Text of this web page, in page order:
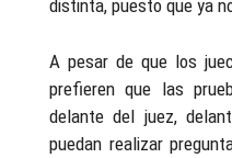
distinta, puesto que ya
A pesar de que los
prefieren que las
delante del juez,
puedan realizar